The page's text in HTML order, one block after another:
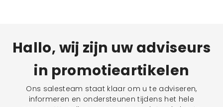
Hallo, wij zijn uw adviseurs
in promotieartikelen
Ons salesteam staat klaar om u te adviseren,
informeren en ondersteunen tijdens het hele